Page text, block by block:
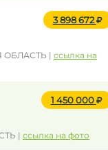
3 898 672
ОБЛАСТЬ | ссылка на
1 450 000
| ссылка на фото